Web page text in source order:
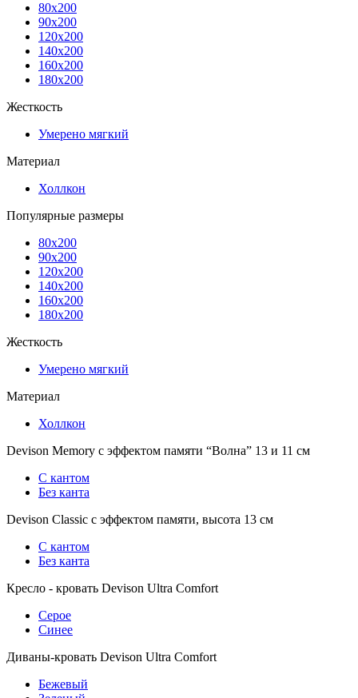
80x200
90x200
120x200
140x200
160x200
180x200
Жесткость
Умерено мягкий
Материал
Холлкон
Популярные размеры
80x200
90x200
120x200
140x200
160x200
180x200
Жесткость
Умерено мягкий
Материал
Холлкон
Devison Memory с эффектом памяти “Волна” 13 и 11 см
С кантом
Без канта
Devison Classic с эффектом памяти, высота 13 см
С кантом
Без канта
Кресло - кровать Devison Ultra Comfort
Серое
Синее
Диваны-кровать Devison Ultra Comfort
Бежевый